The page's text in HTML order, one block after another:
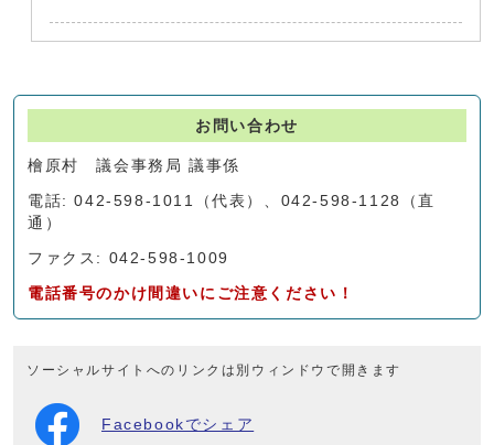
お問い合わせ
檜原村 議会事務局 議事係
電話: 042-598-1011（代表）、042-598-1128（直
通）
ファクス: 042-598-1009
電話番号のかけ間違いにご注意ください！
ソーシャルサイトへのリンクは別ウィンドウで開きます
Facebookでシェア